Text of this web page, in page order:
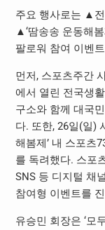
주요 행사로는 ▲
▲‘땀송송 운동해
팔로워 참여 이벤
먼저, 스포츠주간
에서 열린 전국생
구소와 함께 대국
다. 또한, 26일(일)
해봄제’ 내 스포츠
를 독려했다. 스포
SNS 등 디지털 채
참여형 이벤트를
유승민 회장은 ‘모